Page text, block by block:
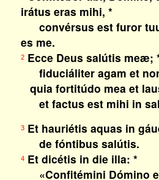
irátus eras mihi, *
convérsus est furor
es me.
2Ecce Deus salútis meæ;
fiduciáliter agam et
quia fortitúdo mea et
et factus est mihi in
3Et hauriétis aquas in
de fóntibus salútis.
4Et dicétis in die illa: *
«Confitémini Dómino